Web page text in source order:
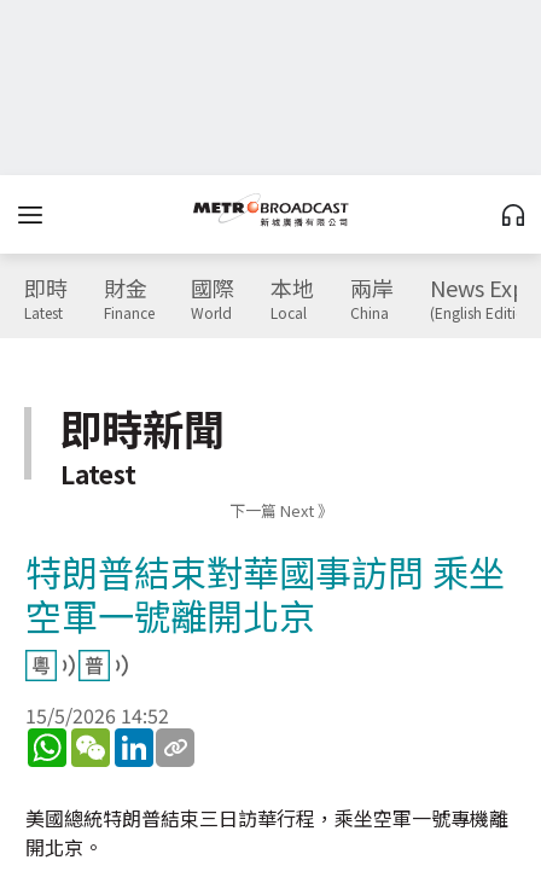
即時
Latest
財金
Finance
國際
World
本地
Local
兩岸
China
News
(English Edition)
即時新聞
Latest
下一篇 Next 》
特朗普結束對華國事訪問 乘坐
空軍一號離開北京
15/5/2026 14:52
WhatsApp
WeChatLinkedIn
美國總統特朗普結束三日訪華行程，乘坐空軍一號專機離
開北京。